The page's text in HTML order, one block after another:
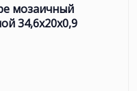
мозаичный
34,6x20x0,9